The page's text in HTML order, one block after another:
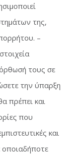
της,
–
τους σε
την ύπαρξη
πρέπει και
που
και
οποιαδήποτε